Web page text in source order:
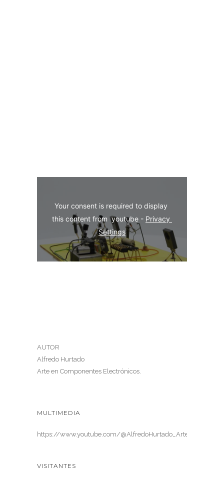
Your consent is required to display
this content from  youtube - Privacy
Settings
AUTOR
Alfredo Hurtado
Arte en Componentes Electrónicos.
MULTIMEDIA
https://www.youtube.com/@AlfredoHurtado_ArteElectronica
VISITANTES